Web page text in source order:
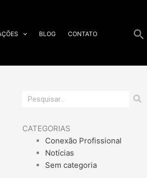
BLOG CONTATO
Pesquisar
CATEGORIAS
Conexão Profissional
Notícias
Sem categoria